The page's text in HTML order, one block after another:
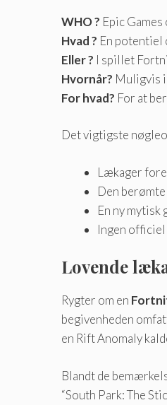
WHO ? Epic
Hvad ? En potentiel
Eller ? I spillet
Hvornår? Muligvis
For hvad? For at
Det vigtigste
Lækager
Den
En ny mytisk
Ingen officiel
Lovende
Rygter om en
begivenheden
en Rift Anomaly
Blandt de
“South Park: The